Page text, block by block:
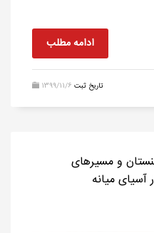
ادامه مطلب
1399/11/6 تاریخ ثبت
و مسیرهای
آسیای میانه